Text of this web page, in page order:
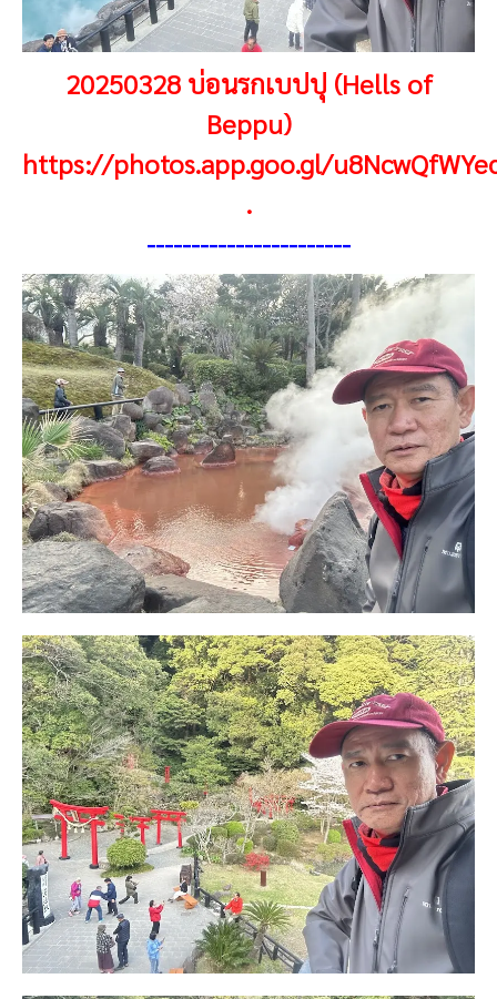
20250328 บ่อนรกเบปปุ (Hells of
Beppu)
https://photos.app.goo.gl/
.
-----------------------